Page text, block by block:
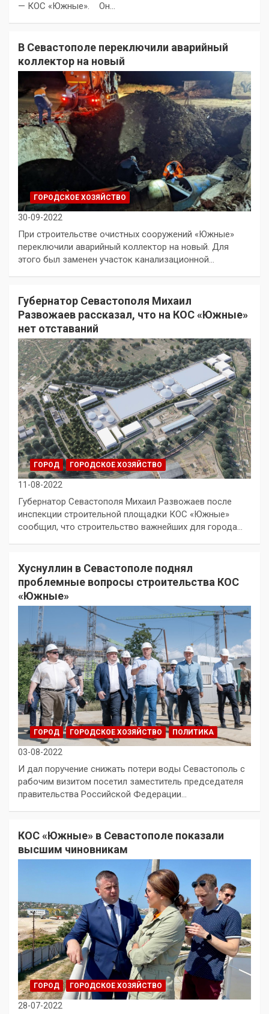
— КОС «Южные». Он…
В Севастополе переключили аварийный
коллектор на новый
ГОРОДСКОЕ ХОЗЯЙСТВО
30-09-2022
При строительстве очистных сооружений «Южные»
переключили аварийный коллектор на новый. Для
этого был заменен участок канализационной…
Губернатор Севастополя Михаил
Развожаев рассказал, что на КОС «Южные»
нет отставаний
ГОРОД ГОРОДСКОЕ ХОЗЯЙСТВО
11-08-2022
Губернатор Севастополя Михаил Развожаев после
инспекции строительной площадки КОС «Южные»
сообщил, что строительство важнейших для города…
Хуснуллин в Севастополе поднял
проблемные вопросы строительства КОС
«Южные»
ГОРОД ГОРОДСКОЕ ХОЗЯЙСТВО ПОЛИТИКА
03-08-2022
И дал поручение снижать потери воды Севастополь с
рабочим визитом посетил заместитель председателя
правительства Российской Федерации…
КОС «Южные» в Севастополе показали
высшим чиновникам
ГОРОД ГОРОДСКОЕ ХОЗЯЙСТВО
28-07-2022